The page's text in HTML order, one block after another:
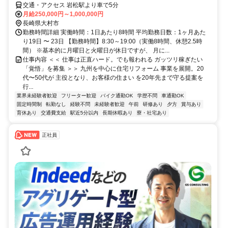
交通・アクセス 岩松駅より車で5分
月給250,000円～1,000,000円
長崎県大村市
勤務時間詳細 実働時間：1日あたり8時間 平均勤務日数：1ヶ月あた
り19日 〜 23日 【勤務時間】8:30～19:00（実働8時間、休憩2.5時
間） ※基本的に月曜日と火曜日が休日ですが、 月に...
仕事内容 ＜＜ 仕事は正直ハード。でも報われる ガッツリ稼ぎたい
「覚悟」を募集 ＞＞ 九州を中心に住宅リフォーム 事業を展開。20
代〜50代が 主役となり、お客様の住まい を20年先まで守る提案を
行...
業界未経験者歓迎 フリーター歓迎 バイク通勤OK 学歴不問
車通勤OK
固定時間制
転勤なし 経験不問 未経験者歓迎 午前 研修あり 夕方
賞与あり
育休あり
交通費支給 駅近5分以内 長期休暇あり 寮・社宅あり
正社員